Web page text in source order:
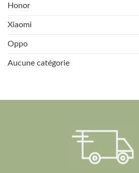
Honor
Xiaomi
Oppo
Aucune catégorie